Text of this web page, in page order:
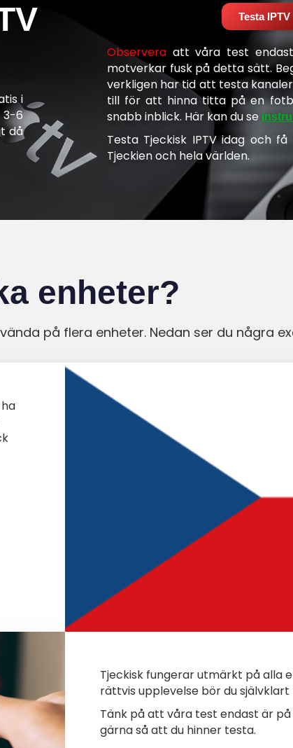
i
6
då
Testa IPTV
Observera att våra test
motverkar fusk på detta sätt.
verkligen har tid att testa
till för att hinna titta på en
snabb inblick. Här kan du se
Testa Tjeckisk IPTV idag och
Tjeckien och hela världen.
enheter?
på flera enheter. Nedan ser du några
Tjeckisk fungerar utmärkt på alla
rättvis upplevelse bör du
Tänk på att våra test endast är
gärna så att du hinner testa.